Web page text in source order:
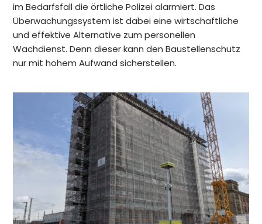
im Bedarfsfall die örtliche Polizei alarmiert. Das
Überwachungssystem ist dabei eine wirtschaftliche
und effektive Alternative zum personellen
Wachdienst. Denn dieser kann den Baustellenschutz
nur mit hohem Aufwand sicherstellen.